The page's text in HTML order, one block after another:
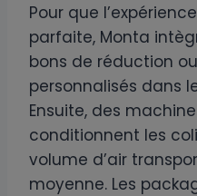
Pour que
parfaite, Monta
bons de réduction
personnalisés dans
Ensuite, des
conditionnent les
volume d’air
moyenne. Les